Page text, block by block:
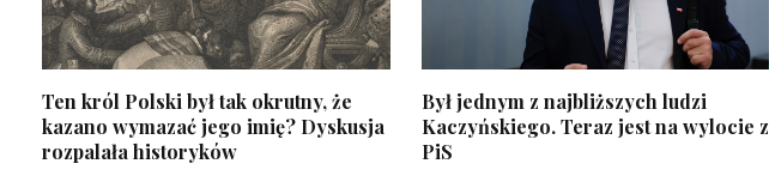
Ten król Polski był tak okrutny, że
kazano wymazać jego imię? Dyskusja
rozpalała historyków
Był jednym z najbliższych ludzi
Kaczyńskiego. Teraz jest na wylocie z
PiS